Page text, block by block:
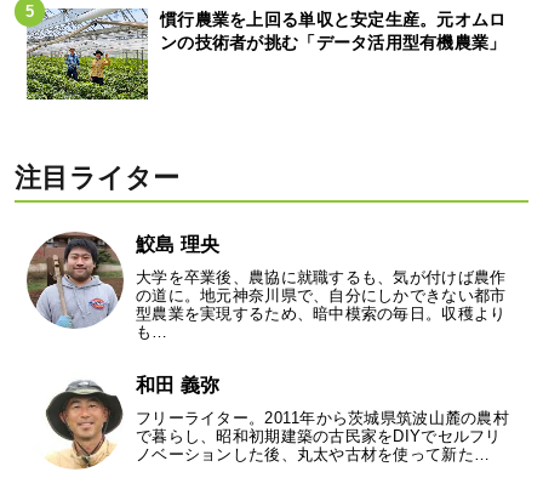
慣行農業を上回る単収と安定生産。元オムロ
ンの技術者が挑む「データ活用型有機農業」
注目ライター
鮫島 理央
大学を卒業後、農協に就職するも、気が付けば農作
の道に。地元神奈川県で、自分にしかできない都市
型農業を実現するため、暗中模索の毎日。収穫より
も…
和田 義弥
フリーライター。2011年から茨城県筑波山麓の農村
で暮らし、昭和初期建築の古民家をDIYでセルフリ
ノベーションした後、丸太や古材を使って新た…